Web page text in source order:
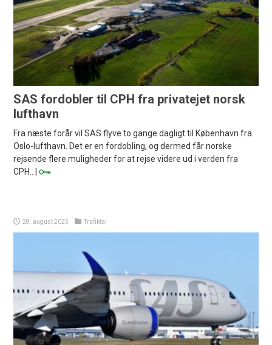
SAS fordobler til CPH fra privatejet norsk
lufthavn
Fra næste forår vil SAS flyve to gange dagligt til København fra
Oslo-lufthavn. Det er en fordobling, og dermed får norske
rejsende flere muligheder for at rejse videre ud i verden fra
CPH.. |
28. august 2025 Trafiktal